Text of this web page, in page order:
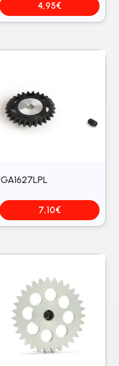
4,95€
GA1627LPL
7,10€